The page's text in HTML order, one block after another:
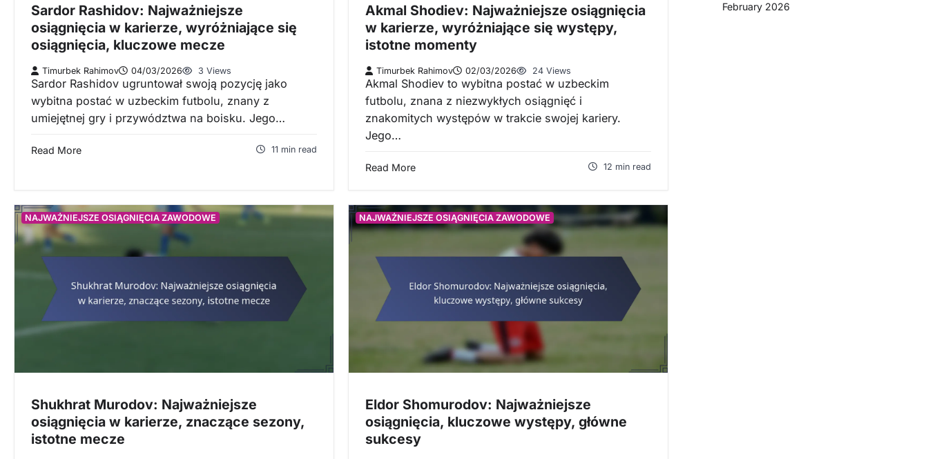
Sardor Rashidov: Najważniejsze
osiągnięcia w karierze, wyróżniające się
osiągnięcia, kluczowe mecze
Timurbek Rahimov 04/03/2026 3 Views
Sardor Rashidov ugruntował swoją pozycję jako
wybitna postać w uzbeckim futbolu, znany z
umiejętnej gry i przywództwa na boisku. Jego…
Read More 11 min read
Akmal Shodiev: Najważniejsze osiągnięcia
w karierze, wyróżniające się występy,
istotne momenty
Timurbek Rahimov 02/03/2026 24 Views
Akmal Shodiev to wybitna postać w uzbeckim
futbolu, znana z niezwykłych osiągnięć i
znakomitych występów w trakcie swojej kariery.
Jego…
Read More 12 min read
NAJWAŻNIEJSZE OSIĄGNIĘCIA ZAWODOWE
Shukhrat Murodov: Najważniejsze
osiągnięcia w karierze, znaczące sezony,
istotne mecze
NAJWAŻNIEJSZE OSIĄGNIĘCIA ZAWODOWE
Eldor Shomurodov: Najważniejsze
osiągnięcia, kluczowe występy, główne
sukcesy
February 2026